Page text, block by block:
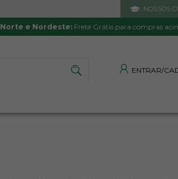
NOSSOS
Norte e Nordeste:Frete Grátis para compras
ENTRAR/
PRODUTO DE QUALIDADE
Satisfação Garantida